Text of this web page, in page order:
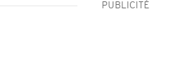
PUBLICITÉ